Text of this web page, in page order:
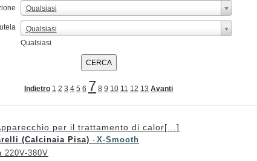
Qualsiasi
Qualsiasi
Qualsiasi
Indietro 1 2 3 4 5 6 7 8 9 10 11 12 13 Avanti
per il trattamento di calor[...]
(Calcinaia Pisa) - X-Smooth
220V-380V